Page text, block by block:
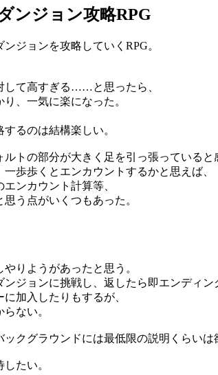
ンジョン攻略RPG
ジョンを攻略していくRPG。
して高すぎる……と思ったら、
、一気に楽になった。
るのは結構楽しい。
トの部分が大きく足を引っ張っていると
歩歩くとエンカウントするかと思えば、
ンカウント計算等、
う点がいくつもあった。
りようがあったと思う。
ジョンに挑戦し、返したら即エンディ
加入したりもするが、
ない。
クグラウンドには最低限の説明くらいは
たい。